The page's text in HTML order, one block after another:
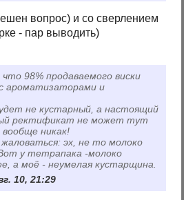
вопрос) и со сверлением
- пар выводить)
98% продаваемого виски
ароматизаторами и
не кустарный, а настоящий
ректификат не может тут
никак!
эх, не то молоко
у тетрапака -молоко
а моё - неумелая кустарщина.
10, 21:29